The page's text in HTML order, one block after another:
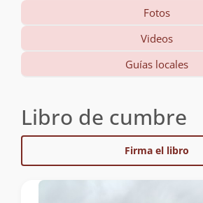
Fotos
Videos
Guías locales
Libro de cumbre
Firma el libro